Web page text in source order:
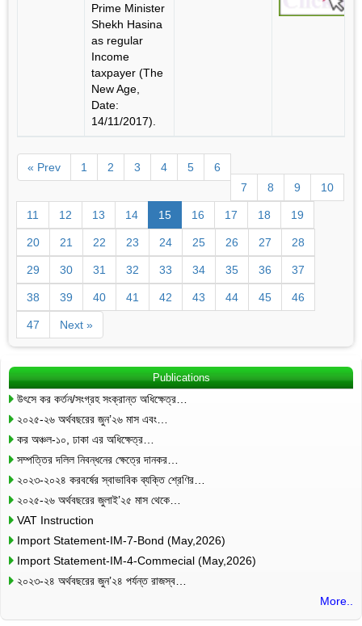
Prime Minister
Shekh Hasina
as regular
Income
taxpayer (The
New Age,
Date:
14/11/2017).
« Prev 1 2 3 4 5
6
7
8 9 10
11 12 13 14 15 16 17 18 19
20 21 22 23 24 25 26 27 28
29 30 31 32 33 34 35 36 37
38 39 40 41 42 43 44 45 46
47 Next »
Publications
উৎসে কর কর্তন/সংগ্রহ সংক্রান্ত অধিক্ষেত্র…
২০২৫-২৬ অর্থবছরের জুন’২৬ মাস এবং…
কর অঞ্চল-১০, ঢাকা এর অধিক্ষেত্র…
সম্পত্তির দলিল নিবন্ধনের ক্ষেত্রে দানকর…
২০২৩-২০২৪ করবর্ষের স্বাভাবিক ব্যক্তি শ্রেণির…
২০২৫-২৬ অর্থবছরের জুলাই’২৫ মাস থেকে…
VAT Instruction
Import Statement-IM-7-Bond (May,2026)
Import Statement-IM-4-Commecial (May,2026)
২০২৩-২৪ অর্থবছরের জুন’২৪ পর্যন্ত রাজস্ব…
More..